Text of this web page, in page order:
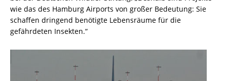
wie das des Hamburg Airports von großer Bedeutung: Sie
schaffen dringend benötigte Lebensräume für die
gefährdeten Insekten.“